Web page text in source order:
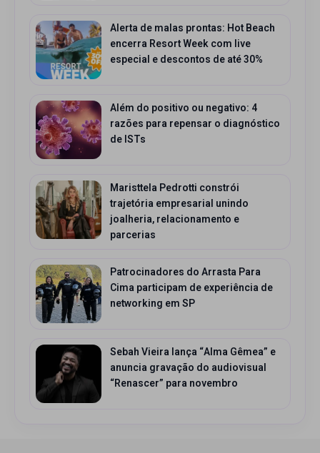
Alerta de malas prontas: Hot Beach
encerra Resort Week com live
especial e descontos de até 30%
Além do positivo ou negativo: 4
razões para repensar o diagnóstico
de ISTs
Maristtela Pedrotti constrói
trajetória empresarial unindo
joalheria, relacionamento e
parcerias
Patrocinadores do Arrasta Para
Cima participam de experiência de
networking em SP
Sebah Vieira lança “Alma Gêmea” e
anuncia gravação do audiovisual
“Renascer” para novembro